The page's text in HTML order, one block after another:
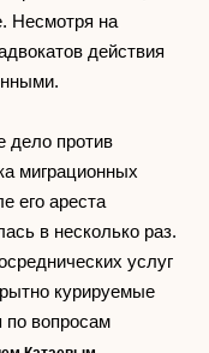
Несмотря на
действия
дело против
миграционных
его ареста
в несколько раз.
услуг
курируемые
по вопросам